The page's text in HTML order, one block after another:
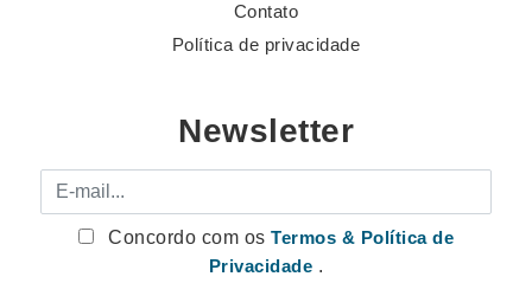
Contato
Política de privacidade
Newsletter
E-mail
Concordo com osTermos & Política de
Privacidade .